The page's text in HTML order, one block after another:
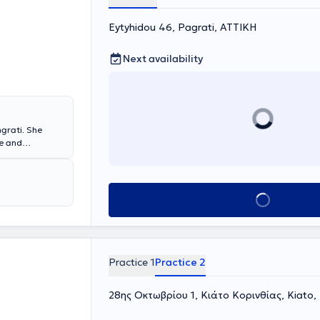
She
and
of Patras
She has
for over a
Hospital of
Eytyhidou 46, Pagrati, ΑΤΤΙΚΗ
Next availability
Book appointment
Practice 1Practice 2
28ης Οκτωβρίου 1, Κιάτο Κορινθίας,